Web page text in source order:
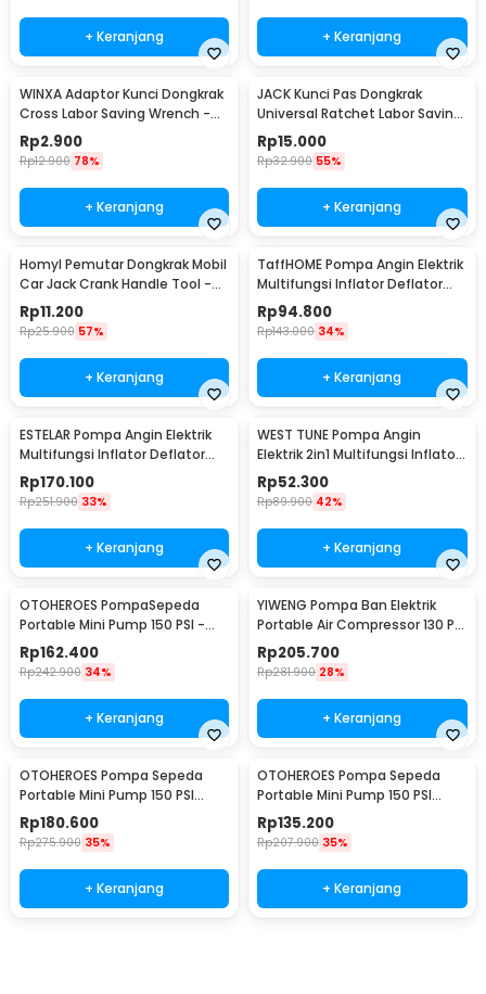
+ Keranjang + Keranjang
WINXA Adaptor Kunci Dongkrak
Cross Labor Saving Wrench -
WX-00
Rp2.900
Rp12.900 78%
+ Keranjang
JACK Kunci Pas Dongkrak
Universal Ratchet Labor Saving
Wrench - J-55
Rp15.000
Rp32.900 55%
+ Keranjang
Homyl Pemutar Dongkrak Mobil
Car Jack Crank Handle Tool -
HL-38
Rp11.200
Rp25.900 57%
+ Keranjang
TaffHOME Pompa Angin Elektrik
Multifungsi Inflator Deflator
with LED - 66001 / GR-107C4
Rp94.800
Rp143.000 34%
+ Keranjang
ESTELAR Pompa Angin Elektrik
Multifungsi Inflator Deflator
with LED - CZ-666A
Rp170.100
Rp251.900 33%
+ Keranjang
WEST TUNE Pompa Angin
Elektrik 2in1 Multifungsi Inflator
Deflator - GR-118E
Rp52.300
Rp89.900 42%
+ Keranjang
OTOHEROES PompaSepeda
Portable Mini Pump 150 PSI -
WY-006
Rp162.400
Rp242.900 34%
+ Keranjang
YIWENG Pompa Ban Elektrik
Portable Air Compressor 130 PSI
4000mAh - CX-229
Rp205.700
Rp281.900 28%
+ Keranjang
OTOHEROES Pompa Sepeda
Portable Mini Pump 150 PSI
Digital - ST-5523
Rp180.600
Rp275.900 35%
+ Keranjang
OTOHEROES Pompa Sepeda
Portable Mini Pump 150 PSI
Analog - ST-5523
Rp135.200
Rp207.900 35%
+ Keranjang